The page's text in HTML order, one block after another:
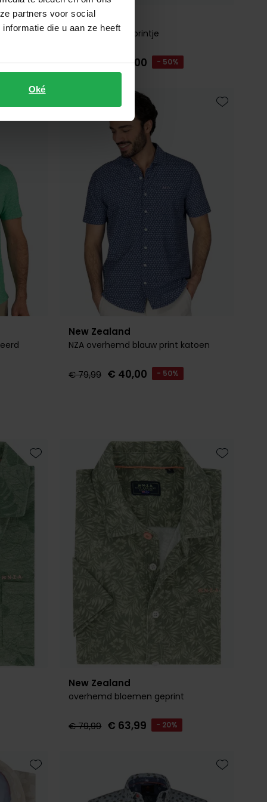
partners voor social
die u aan ze heeft
Oké
New Zealand
overhemd grijs printje
€ 79,99 € 40,00 - 50%
Toevoegen aan favorieten
New Zealand
NZA overhemd blauw print katoen
€ 79,99 € 40,00 - 50%
Toevoegen aan favorieten
New Zealand
overhemd bloemen geprint
€ 79,99 € 63,99 - 20%
Toevoegen aan favorieten